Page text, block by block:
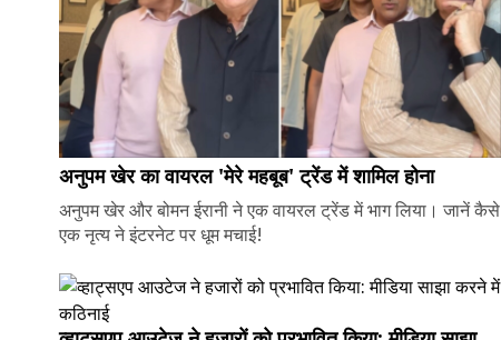
अनुपम खेर का वायरल 'मेरे महबूब' ट्रेंड में शामिल होना
अनुपम खेर और बोमन ईरानी ने एक वायरल ट्रेंड में भाग लिया। जानें कैसे
एक नृत्य ने इंटरनेट पर धूम मचाई!